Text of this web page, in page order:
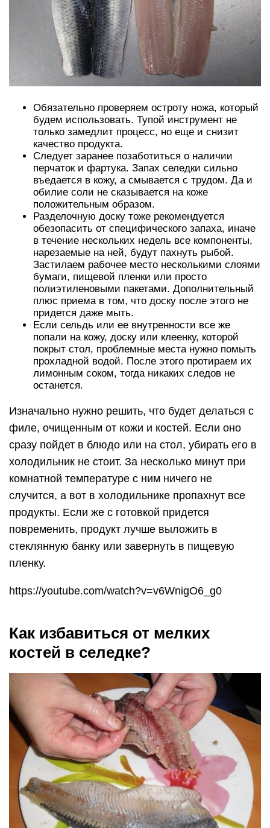
Обязательно проверяем остроту ножа, который
будем использовать. Тупой инструмент не
только замедлит процесс, но еще и снизит
качество продукта.
Следует заранее позаботиться о наличии
перчаток и фартука. Запах селедки сильно
въедается в кожу, а смывается с трудом. Да и
обилие соли не сказывается на коже
положительным образом.
Разделочную доску тоже рекомендуется
обезопасить от специфического запаха, иначе
в течение нескольких недель все компоненты,
нарезаемые на ней, будут пахнуть рыбой.
Застилаем рабочее место несколькими слоями
бумаги, пищевой пленки или просто
полиэтиленовыми пакетами. Дополнительный
плюс приема в том, что доску после этого не
придется даже мыть.
Если сельдь или ее внутренности все же
попали на кожу, доску или клеенку, которой
покрыт стол, проблемные места нужно помыть
прохладной водой. После этого протираем их
лимонным соком, тогда никаких следов не
останется.
Изначально нужно решить, что будет делаться с
филе, очищенным от кожи и костей. Если оно
сразу пойдет в блюдо или на стол, убирать его в
холодильник не стоит. За несколько минут при
комнатной температуре с ним ничего не
случится, а вот в холодильнике пропахнут все
продукты. Если же с готовкой придется
повременить, продукт лучше выложить в
стеклянную банку или завернуть в пищевую
пленку.
https://youtube.com/watch?v=v6WnigO6_g0
Как избавиться от мелких
костей в селедке?